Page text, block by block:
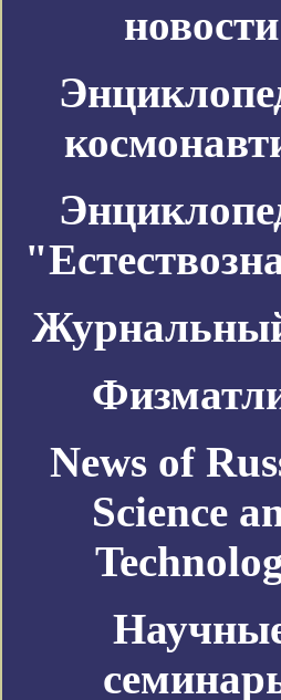
новости
News of
Science